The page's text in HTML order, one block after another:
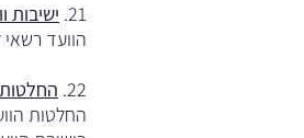
21. ישיבות
הוועד רשאי
22. החלטות
החלטות